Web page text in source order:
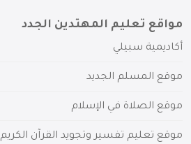
مواقع تعليم المهتدين الجدد
أكاديمية سبيلي
موقع المسلم الجديد
موقع الصلاة في الإسلام
موقع تعليم تفسير وتجويد القرآن الكريم